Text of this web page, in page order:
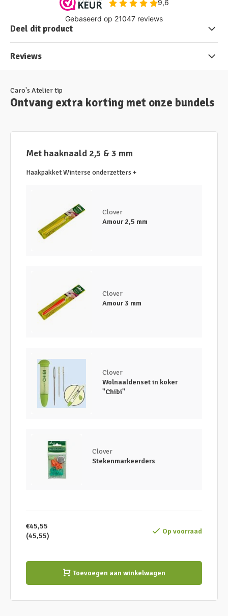
Deel dit product
Reviews
Caro's Atelier tip
Ontvang extra korting met onze bundels
Met haaknaald 2,5 & 3 mm
Haakpakket Winterse onderzetters +
Clover
Amour 2,5 mm
Clover
Amour 3 mm
Clover
Wolnaaldenset in koker
"Chibi"
Clover
Stekenmarkeerders
€45,55
(45,55)
Op voorraad
Toevoegen aan winkelwagen